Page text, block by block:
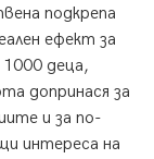
подкрепа
ефект за
деца,
допринася за
и за по-
интереса на